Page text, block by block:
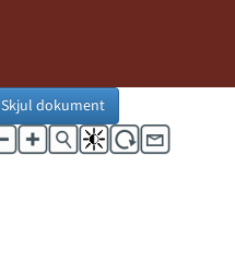
Skjul dokument